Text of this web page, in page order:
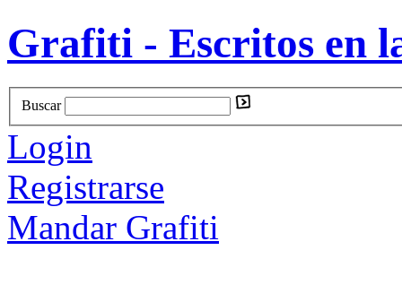
Grafiti - Escritos en
Buscar
Login
Registrarse
Mandar Grafiti